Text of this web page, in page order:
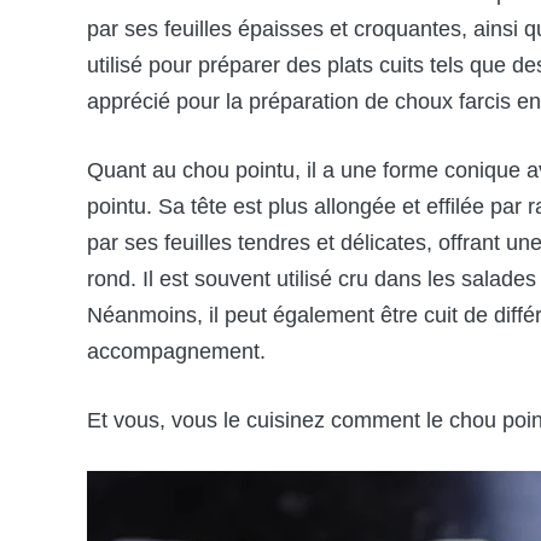
par ses feuilles épaisses et croquantes, ainsi
utilisé pour préparer des plats cuits tels que
apprécié pour la préparation de choux farcis
Quant au chou pointu, il a une forme conique
pointu. Sa tête est plus allongée et effilée par
par ses feuilles tendres et délicates, offrant
rond. Il est souvent utilisé cru dans les
Néanmoins, il peut également être cuit de
accompagnement.
Et vous, vous le cuisinez comment le chou